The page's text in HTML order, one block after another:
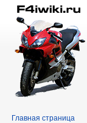
Главная страница